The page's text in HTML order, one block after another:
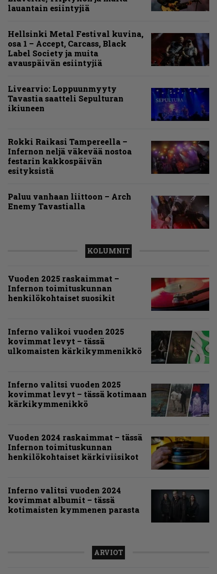
lauantain esiintyjiä
Hellsinki Metal Festival kuvina,
osa 1 – Accept, Carcass, Black
Label Society ja muita
avauspäivän esiintyjiä
Livearvio: Loppuunmyyty
Tavastia saatteli Sepulturan
ikiuneen
Rokki Raikasi Tampereella –
Infernon neljä väkevää nostoa
festarin kakkospäivän
esityksistä
Paluu vanhaan liittoon – Arch
Enemy Tavastialla
KOLUMNIT
Vuoden 2025 raskaimmat –
Infernon toimituskunnan
henkilökohtaiset suosikit
Inferno valikoi vuoden 2025
kovimmat levyt – tässä
ulkomaisten kärkikymmenikkö
Inferno valitsi vuoden 2025
kovimmat levyt – tässä kotimaan
kärkikymmenikkö
Vuoden 2024 raskaimmat – tässä
Infernon toimituskunnan
henkilökohtaiset kärkiviisikot
Inferno valitsi vuoden 2024
kovimmat albumit – tässä
kotimaisten kymmenen parasta
ARVIOT